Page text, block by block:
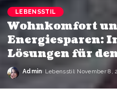
LEBENSSTIL
Wohnkomfort
Energiesparen:
Lösungen für
Admin Lebensstil November 8,